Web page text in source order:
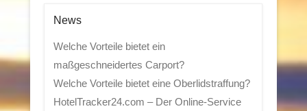
News
Welche Vorteile bietet ein
maßgeschneidertes Carport?
Welche Vorteile bietet eine Oberlidstraffung?
HotelTracker24.com – Der Online-Service